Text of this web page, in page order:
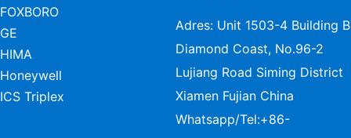
FOXBORO
GE
HIMA
Honeywell
ICS Triplex
Adres: Unit 1503-4 Building B
Diamond Coast, No.96-2
Lujiang Road Siming District
Xiamen Fujian China
Whatsapp/Tel:+86-